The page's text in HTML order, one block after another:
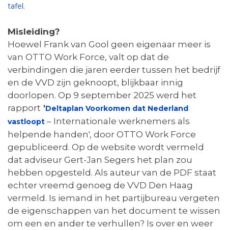
tafel.
Misleiding?
Hoewel Frank van Gool geen eigenaar meer is
van OTTO Work Force, valt op dat de
verbindingen die jaren eerder tussen het bedrijf
en de VVD zijn geknoopt, blijkbaar innig
doorlopen. Op 9 september 2025 werd het
rapport 'Deltaplan Voorkomen dat Nederland
vastloopt – Internationale werknemers als
helpende handen', door OTTO Work Force
gepubliceerd. Op de website wordt vermeld
dat adviseur Gert-Jan Segers het plan zou
hebben opgesteld. Als auteur van de PDF staat
echter vreemd genoeg de VVD Den Haag
vermeld. Is iemand in het partijbureau vergeten
de eigenschappen van het document te wissen
om een en ander te verhullen? Is over en weer